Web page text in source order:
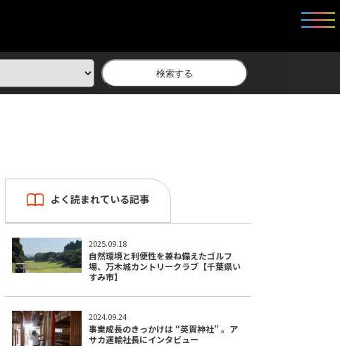
検索する
よく読まれている記事
2025.09.18
自然環境と利便性を兼ね備えたゴルフ
場、万木城カントリークラブ【千葉県い
すみ市】
2024.09.24
事業成長のきっかけは “英賀神社” 。ア
サカ運輸社長にインタビュー